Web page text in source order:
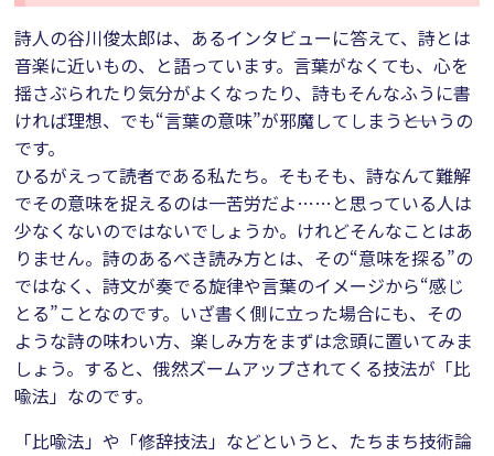
詩人の谷川俊太郎は、あるインタビューに答えて、詩とは
音楽に近いもの、と語っています。言葉がなくても、心を
揺さぶられたり気分がよくなったり、詩もそんなふうに書
ければ理想、でも“言葉の意味”が邪魔してしまう――というの
です。
ひるがえって読者である私たち。そもそも、詩なんて難解
でその意味を捉えるのは一苦労だよ……と思っている人は
少なくないのではないでしょうか。けれどそんなことはあ
りません。詩のあるべき読み方とは、その“意味を探る”の
ではなく、詩文が奏でる旋律や言葉のイメージから“感じ
とる”ことなのです。いざ書く側に立った場合にも、その
ような詩の味わい方、楽しみ方をまずは念頭に置いてみま
しょう。すると、俄然ズームアップされてくる技法が「比
喩法」なのです。
「比喩法」や「修辞技法」などというと、たちまち技術論